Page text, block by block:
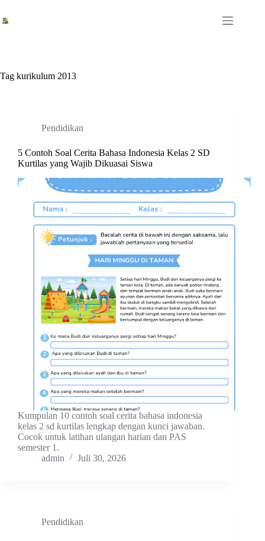
to
content
Tag kurikulum 2013
Pendidikan
5 Contoh Soal Cerita Bahasa Indonesia Kelas 2 SD
Kurtilas yang Wajib Dikuasai Siswa
Kumpulan 10 contoh soal cerita bahasa indonesia
kelas 2 sd kurtilas lengkap dengan kunci jawaban.
Cocok untuk latihan ulangan harian dan PAS
semester 1.
admin
Juli 30, 2026
Pendidikan